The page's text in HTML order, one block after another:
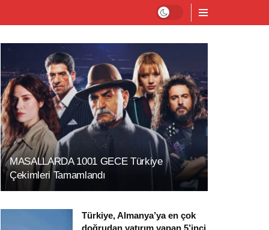
MASALLARDA 1001 GECE Türkiye
Çekimleri Tamamlandı
Türkiye, Almanya’ya en çok
doğrudan yatırım yapan 5’inci